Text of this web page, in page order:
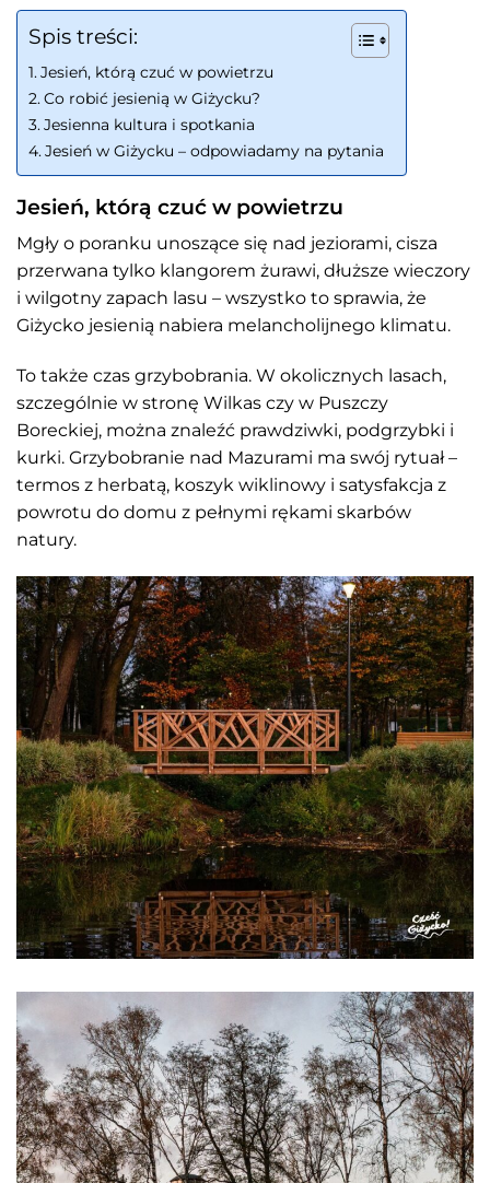
Spis treści:
Jesień, którą czuć w powietrzu
Co robić jesienią w Giżycku?
Jesienna kultura i spotkania
Jesień w Giżycku – odpowiadamy na pytania
Jesień, którą czuć w powietrzu
Mgły o poranku unoszące się nad jeziorami, cisza
przerwana tylko klangorem żurawi, dłuższe wieczory
i wilgotny zapach lasu – wszystko to sprawia, że
Giżycko jesienią nabiera melancholijnego klimatu.
To także czas grzybobrania. W okolicznych lasach,
szczególnie w stronę Wilkas czy w Puszczy
Boreckiej, można znaleźć prawdziwki, podgrzybki i
kurki. Grzybobranie nad Mazurami ma swój rytuał –
termos z herbatą, koszyk wiklinowy i satysfakcja z
powrotu do domu z pełnymi rękami skarbów
natury.